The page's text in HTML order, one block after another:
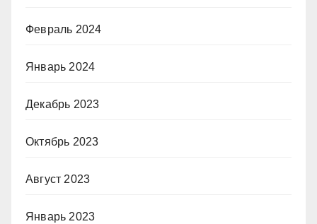
Февраль 2024
Январь 2024
Декабрь 2023
Октябрь 2023
Август 2023
Январь 2023